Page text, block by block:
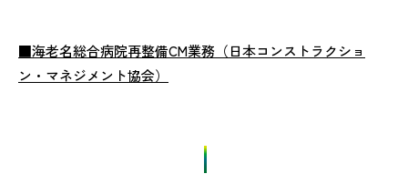
■海老名総合病院再整備CM業務（日本コンストラクショ
ン・マネジメント協会）